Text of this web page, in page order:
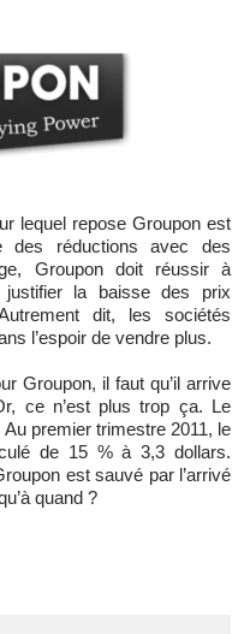
des réductions avec des
Groupon doit réussir à
justifier la baisse des prix
dit, les sociétés
l’espoir de vendre plus.
Groupon, il faut qu’il arrive
ce n’est plus trop ça. Le
premier trimestre 2011, le
de 15 % à 3,3 dollars.
est sauvé par l’arrivé
quand ?